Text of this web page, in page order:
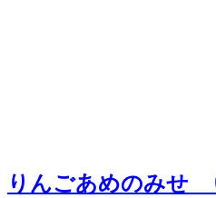
りんごあめのみせ